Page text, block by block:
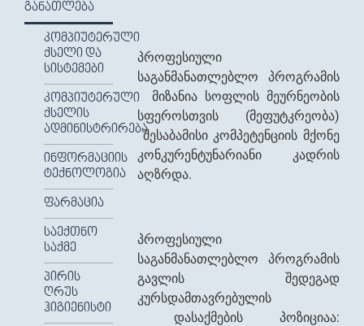
ᲒᲐᲜᲐᲗᲚᲔᲑᲐ
ᲙᲝᲛᲞᲘᲣᲢᲔᲠᲣᲚᲘ
ᲥᲡᲔᲚᲘ ᲓᲐ
ᲡᲘᲡᲢᲔᲛᲔᲑᲘ
ᲙᲝᲛᲞᲘᲣᲢᲔᲠᲣᲚᲘ
ᲥᲡᲔᲚᲘᲡ
ᲐᲓᲛᲘᲜᲘᲡᲢᲠᲘᲠᲔᲑᲐ
ᲘᲜᲤᲝᲠᲛᲐᲪᲘᲘᲡ
ᲢᲔᲥᲜᲝᲚᲝᲒᲘᲐ
ᲤᲐᲠᲛᲐᲪᲘᲐ
ᲡᲐᲔᲥᲗᲜᲝ
ᲡᲐᲥᲛᲔ
ᲞᲘᲠᲘᲡ
ᲦᲠᲣᲡ
ᲰᲘᲒᲘᲔᲜᲘᲡᲢᲘ
პროფესიული
საგანმანათლებლო პროგრამის
მიზანია სოფლის მეურნეობის
სფეროსთვის (მეფუტკრეობა)
შესაბამისი კომპეტენციის მქონე
კონკურენტუნარიანი კადრის
აღზრდა.
პროფესიული
საგანმანათლებლო პროგრამის
გავლის შედეგად
კურსდამთავრებულის
დასაქმების პოზიციაა: